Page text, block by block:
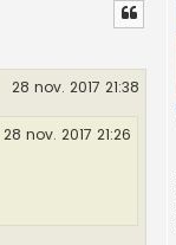
28 nov. 2017 21:38
28 nov. 2017 21:26